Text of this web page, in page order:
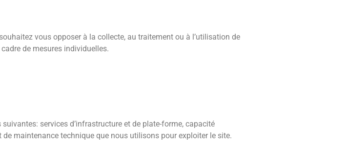
vous opposer à la collecte, au traitement ou à l’utilisation de
de mesures individuelles.
services d’infrastructure et de plate-forme, capacité
maintenance technique que nous utilisons pour exploiter le site.